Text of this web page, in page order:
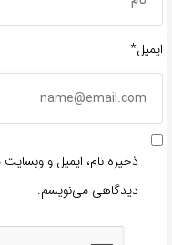
ایمیل*
ذخیره نام، ایمیل و
دیدگاهی می‌نویسم.